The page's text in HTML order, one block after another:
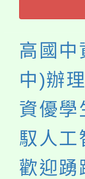
高國中
中)辦
資優學
馭人工
歡迎踴